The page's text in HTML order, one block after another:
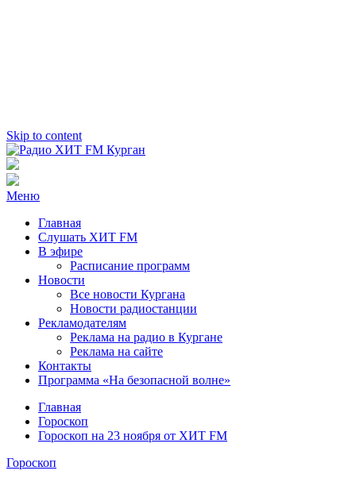
Skip to content
Радио ХИТ FM Курган
103.2 FM
Меню
Главная
Слушать ХИТ FM
В эфире
Расписание программ
Новости
Все новости Кургана
Новости радиостанции
Рекламодателям
Реклама на радио в Кургане
Реклама на сайте
Контакты
Программа «На безопасной волне»
Главная
Гороскоп
Гороскоп на 23 ноября от ХИТ FM
Гороскоп